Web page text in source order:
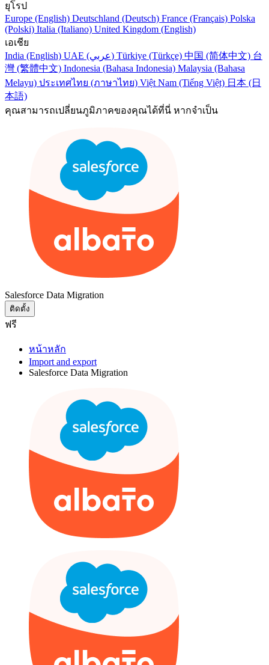
ยุโรป
Europe (English) Deutschland (Deutsch) France (Français) Polska
(Polski) Italia (Italiano) United Kingdom (English)
เอเชีย
India (English)
UAE (عربي) Türkiye (Türkçe) 中国 (简体中文) 台
灣 (繁體中文) Indonesia (Bahasa Indonesia) Malaysia (Bahasa
Melayu) ประเทศไทย (ภาษาไทย) Việt Nam (Tiếng Việt) 日本 (日
本語)
คุณสามารถเปลี่ยนภูมิภาคของคุณได้ที่นี่ หากจำเป็น
Salesforce Data Migration
ติดตั้ง
ฟรี
หน้าหลัก
Import and export
Salesforce Data Migration